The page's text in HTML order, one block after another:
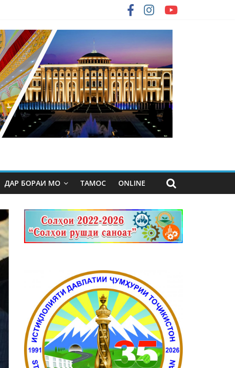
ДАР БОРАИ МО ТАМОС ONLINE